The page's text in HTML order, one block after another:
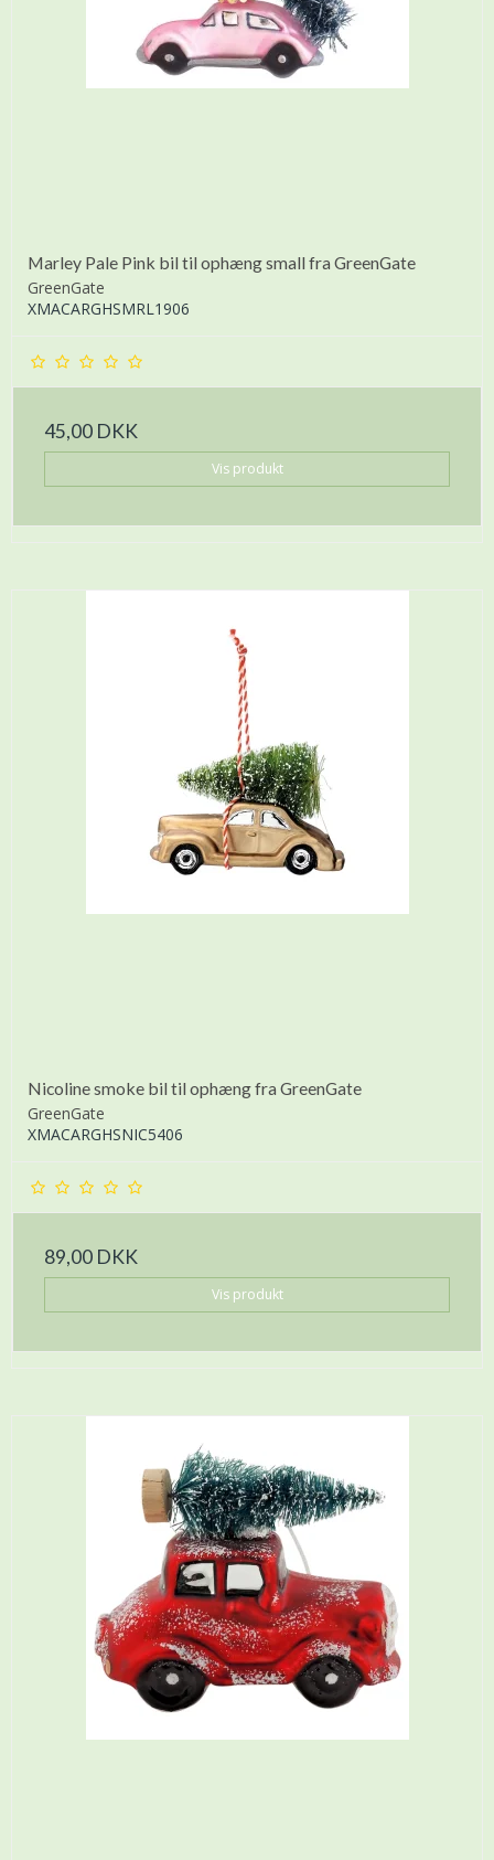
Marley Pale Pink bil til ophæng small fra GreenGate
GreenGate
XMACARGHSMRL1906
45,00 DKK
Vis produkt
Nicoline smoke bil til ophæng fra GreenGate
GreenGate
XMACARGHSNIC5406
89,00 DKK
Vis produkt